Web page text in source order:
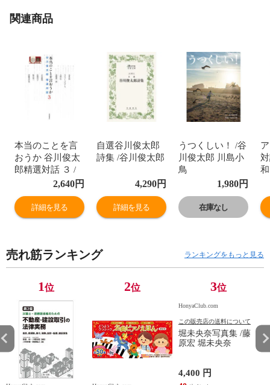
関連商品
本当のことを言
おうか 谷川俊太
郎精選対話 ３ /
谷川俊太郎2,640円
詳細を見る
自選谷川俊太郎
詩集 /谷川俊太郎
4,290円
詳細を見る
うつくしい！ /谷
川俊太郎 川島小
鳥
1,980円
在庫なし
売れ筋ランキング ランキングをもっと見る
1位 2位 3位
HonyaClub.com
この販売店の送料について
堀未央奈写真集 /藤
原宏 堀未央奈
4,400 円